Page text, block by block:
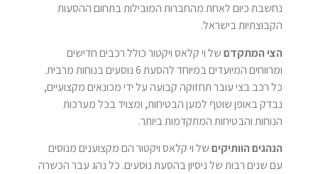
נחשבת כיום לאחת מהחברות המובילות בתחום ההסעות
הקבוצתיות בישראל.
הצי המתקדםשל וי קלאס ויקטור כולל רכבים חדישים
ומרווחים המיועדים במיוחד להסעת 6 נוסעים בנוחות מרבית.
כל רכב בצי עובר תחזוקה קבועה על ידי מכונאים מקצועיים,
נבדק באופן שוטף למען הבטיחות, ומצויד בכל מערכות
הנוחות והבטיחות המתקדמות ביותר.
הנהגים הוותיקיםשל וי קלאס ויקטור הם מקצוענים מנוסים
עם שנים רבות של ניסיון בהסעת נוסעים. כל נהג עבר הכשרה